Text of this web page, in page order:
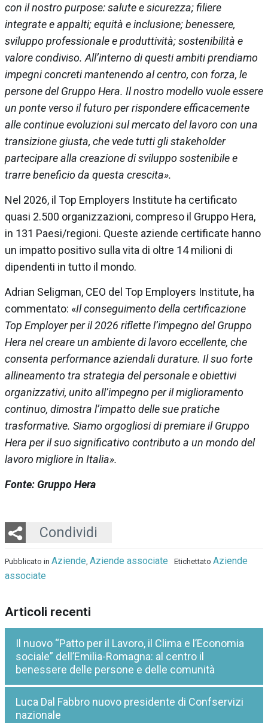
con il nostro purpose: salute e sicurezza; filiere
integrate e appalti; equità e inclusione; benessere,
sviluppo professionale e produttività; sostenibilità e
valore condiviso. All’interno di questi ambiti prendiamo
impegni concreti mantenendo al centro, con forza, le
persone del Gruppo Hera. Il nostro modello vuole essere
un ponte verso il futuro per rispondere efficacemente
alle continue evoluzioni sul mercato del lavoro con una
transizione giusta, che vede tutti gli stakeholder
partecipare alla creazione di sviluppo sostenibile e
trarre beneficio da questa crescita».
Nel 2026, il Top Employers Institute ha certificato
quasi 2.500 organizzazioni, compreso il Gruppo Hera,
in 131 Paesi/regioni. Queste aziende certificate hanno
un impatto positivo sulla vita di oltre 14 milioni di
dipendenti in tutto il mondo.
Adrian Seligman, CEO del Top Employers Institute, ha
commentato: «Il conseguimento della certificazione
Top Employer per il 2026 riflette l’impegno del Gruppo
Hera nel creare un ambiente di lavoro eccellente, che
consenta performance aziendali durature. Il suo forte
allineamento tra strategia del personale e obiettivi
organizzativi, unito all’impegno per il miglioramento
continuo, dimostra l’impatto delle sue pratiche
trasformative. Siamo orgogliosi di premiare il Gruppo
Hera per il suo significativo contributo a un mondo del
lavoro migliore in Italia».
Fonte: Gruppo Hera
Condividi
Twitter
LinkedIn
Email
Whatsapp
Pubblicato in Aziende, Aziende associate Etichettato Aziende
associate
Articoli recenti
Il nuovo “Patto per il Lavoro, il Clima e l’Economia
sociale” dell’Emilia-Romagna: al centro il
benessere delle persone e delle comunità
Luca Dal Fabbro nuovo presidente di Confservizi
nazionale